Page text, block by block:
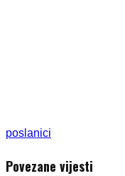
poslanici
Povezane vijesti